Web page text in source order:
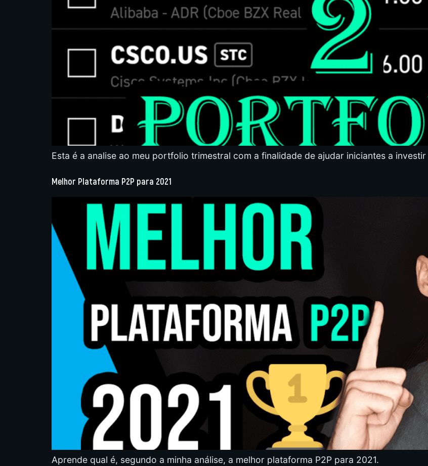
Esta é a analise ao meu portfolio trimestral com a finalidade de ajudar iniciantes a
Melhor Plataforma P2P para 2021
Aprende qual é, segundo a minha análise, a melhor plataforma P2P para 2021.